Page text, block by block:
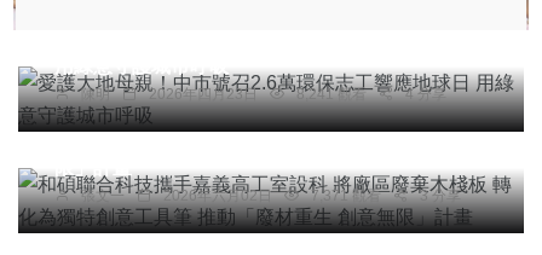
陳明 2026年四月23日 8,241 觀看 4 分享
和碩聯合科技攜手嘉義高工室設科 將廠區廢棄木棧
板 轉化為獨特創意工具筆 推動「廢材重生 創意無
張文一 2026年六月02日 7,371 觀看 3 分享
頭條 綜合新聞 旅遊
1150730《今日觀光旅遊重點新聞》